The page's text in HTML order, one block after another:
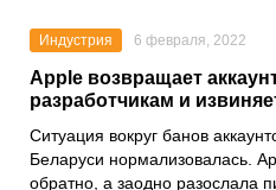
Индустрия 6 февраля, 2022
Apple возвращает
разработчикам и
Ситуация вокруг банов
Беларуси нормализовалась.
обратно, а заодно разослала